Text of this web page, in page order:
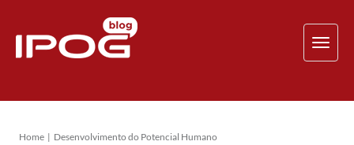
Home Desenvolvimento do Potencial Humano